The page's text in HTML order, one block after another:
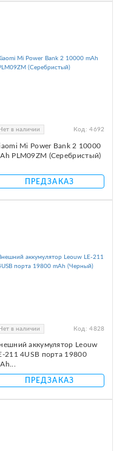
Нет в наличии Код: 4692
Mi Power Bank 2 10000
PLM09ZM (Серебристый)
ПРЕДЗАКАЗ
Нет в наличии Код: 4828
аккумулятор Leouw
211 4USB порта 19800
ПРЕДЗАКАЗ